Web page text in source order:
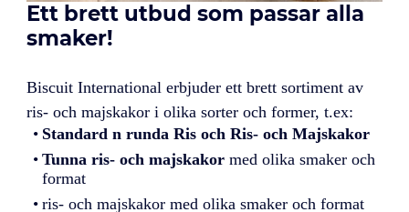
Ett brett utbud som passar alla
smaker!
Biscuit International erbjuder ett brett sortiment av
ris- och majskakor i olika sorter och former, t.ex:
Standard n runda Ris och Ris- och Majskakor
Tunna ris- och majskakormed olika smaker och
format
ris- och majskakor med olika smaker och format